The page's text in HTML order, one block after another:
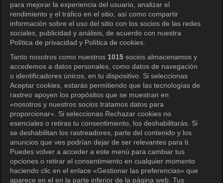
KOCOWA+
Centro de ayuda
Términos de uso
Política de privacidad
Política de privacidad (Europa)
Política de privacidad (Oceanía)
Política de privacidad (Brasil)
para mejorar la experiencia del usuario, analizar el
rendimiento y el tráfico en el sitio, así como compartir
información sobre el uso del sitio con los socios de las redes
sociales, publicidad y análisis, de acuerdo con nuestra
Política de privacidad y Política de cookies.
Tanto nosotros como nuestros 1015 socios almacenamos y
accedemos a datos personales, como datos de navegación
o identificadores únicos, en tu dispositivo. Si seleccionas
Aceptar cookies, estarás permitiendo que las tecnologías de
rastreo apoyen los propósitos que se muestran en
«nosotros y nuestros socios tratamos datos para
proporcionar». Si seleccionas Rechazar cookies no
esenciales o retiras tu consentimiento, los deshabilitarás. Si
se deshabilitan los rastreadores, parte del contenido y los
anuncios que ves podrían dejar de ser relevantes para ti.
Puedes volver a acceder a este menú para cambiar tus
opciones o retirar el consentimiento en cualquier momento
haciendo clic en el enlace «Gestionar las preferencias» que
aparece en el en la parte inferior de la página web. Tus